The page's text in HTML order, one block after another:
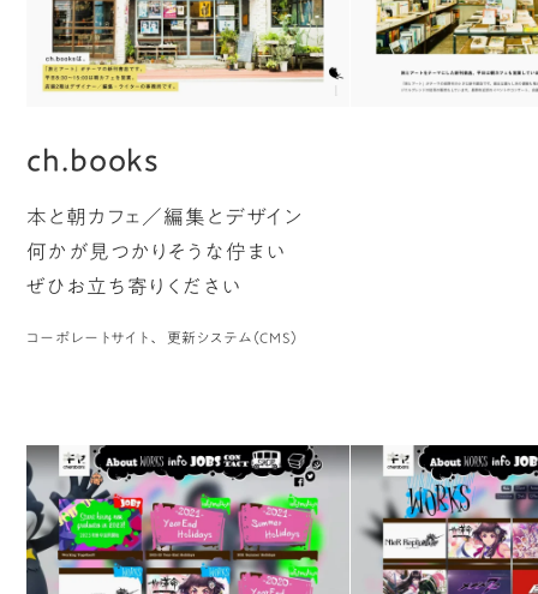
ch.books
本と朝カフェ／編集とデザイン
何かが見つかりそうな佇まい
ぜひお立ち寄りください
コーポレートサイト 更新システム（CMS）